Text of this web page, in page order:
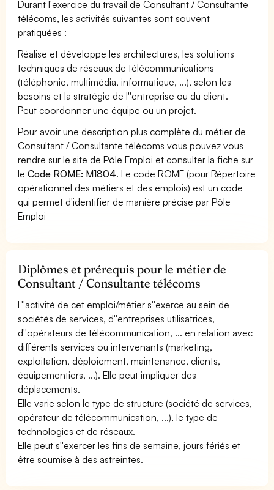
Durant l'exercice du travail de Consultant / Consultante
télécoms, les activités suivantes sont souvent
pratiquées :
Réalise et développe les architectures, les solutions
techniques de réseaux de télécommunications
(téléphonie, multimédia, informatique, ...), selon les
besoins et la stratégie de l''entreprise ou du client.
Peut coordonner une équipe ou un projet.
Pour avoir une description plus complète du métier de
Consultant / Consultante télécoms vous pouvez vous
rendre sur le site de Pôle Emploi et consulter la fiche sur
leCode ROME: M1804. Le code ROME (pour Répertoire
opérationnel des métiers et des emplois) est un code
qui permet d'identifier de manière précise par Pôle
Emploi
Diplômes et prérequis pour le métier de
Consultant / Consultante télécoms
L''activité de cet emploi/métier s''exerce au sein de
sociétés de services, d''entreprises utilisatrices,
d''opérateurs de télécommunication, ... en relation avec
différents services ou intervenants (marketing,
exploitation, déploiement, maintenance, clients,
équipementiers, ...). Elle peut impliquer des
déplacements.
Elle varie selon le type de structure (société de services,
opérateur de télécommunication, ...), le type de
technologies et de réseaux.
Elle peut s''exercer les fins de semaine, jours fériés et
être soumise à des astreintes.